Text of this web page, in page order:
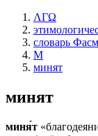
ΛΓΩ
словарь
М
минят
минят
миня́т